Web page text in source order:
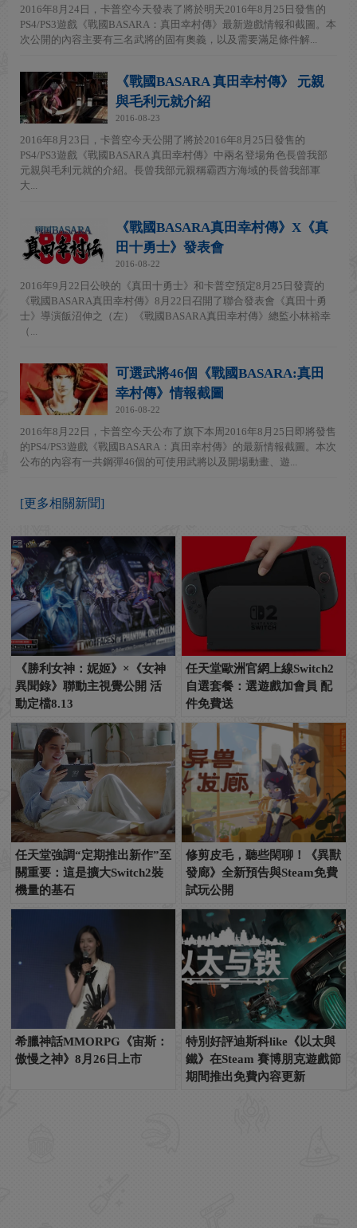
2016年8月24日，卡普空今天發表了將於明天2016年8月25日發售的
PS4/PS3遊戲《戰國BASARA：真田幸村傳》最新遊戲情報和截圖。本
次公開的內容主要有三名武將的固有奧義，以及需要滿足條件解...
《戰國BASARA 真田幸村傳》 元親
與毛利元就介紹
2016-08-23
2016年8月23日，卡普空今天公開了將於2016年8月25日發售的
PS4/PS3遊戲《戰國BASARA 真田幸村傳》中兩名登場角色長曾我部
元親與毛利元就的介紹。長曾我部元親稱霸西方海域的長曾我部軍
大...
《戰國BASARA真田幸村傳》X《真
田十勇士》發表會
2016-08-22
2016年9月22日公映的《真田十勇士》和卡普空預定8月25日發賣的
《戰國BASARA真田幸村傳》8月22日召開了聯合發表會《真田十勇
士》導演飯沼伸之（左）《戰國BASARA真田幸村傳》總監小林裕幸
（...
可選武將46個《戰國BASARA:真田
幸村傳》情報截圖
2016-08-22
2016年8月22日，卡普空今天公布了旗下本周2016年8月25日即將發售
的PS4/PS3遊戲《戰國BASARA：真田幸村傳》的最新情報截圖。本次
公布的內容有一共鋼彈46個的可使用武將以及開場動畫、遊...
[更多相關新聞]
《勝利女神：妮姬》×《女神
異聞錄》聯動主視覺公開 活
動定檔8.13
任天堂歐洲官網上線Switch2
自選套餐：選遊戲加會員 配
件免費送
任天堂強調“定期推出新作”至
關重要：這是擴大Switch2裝
機量的基石
修剪皮毛，聽些閑聊！《異獸
發廊》全新預告與Steam免費
試玩公開
希臘神話MMORPG《宙斯：
傲慢之神》8月26日上市
特別好評迪斯科like《以太與
鐵》在Steam 賽博朋克遊戲節
期間推出免費內容更新